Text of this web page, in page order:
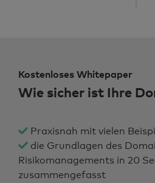
Kostenloses Whitepaper
Wie sicher ist Ihre
Praxisnah mit vielen
die Grundlagen des
Risikomanagements in 20
zusammengefasst